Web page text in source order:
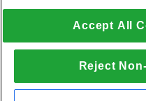
Accept All
Reject